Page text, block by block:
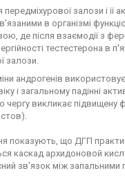
залози і
в організмі
де після взаємодії з
тестестерона в
залози.
андрогенів
і загальному падінні
викликає підвищену
показують, що ДГП
каскад архидоновой
зв'язок між запальними